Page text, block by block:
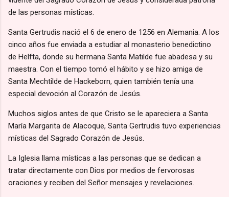
de las personas místicas.
Santa Gertrudis nació el 6 de enero de 1256 en Alemania. A los
cinco años fue enviada a estudiar al monasterio benedictino
de Helfta, donde su hermana Santa Matilde fue abadesa y su
maestra. Con el tiempo tomó el hábito y se hizo amiga de
Santa Mechtilde de Hackeborn, quien también tenía una
especial devoción al Corazón de Jesús.
Muchos siglos antes de que Cristo se le apareciera a Santa
María Margarita de Alacoque, Santa Gertrudis tuvo experiencias
místicas del Sagrado Corazón de Jesús.
La Iglesia llama místicas a las personas que se dedican a
tratar directamente con Dios por medios de fervorosas
oraciones y reciben del Señor mensajes y revelaciones.